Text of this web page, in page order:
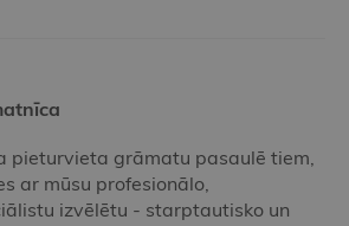
pieturvieta grāmatu pasaulē tiem,
ar mūsu profesionālo,
izvēlētu - starptautisko un